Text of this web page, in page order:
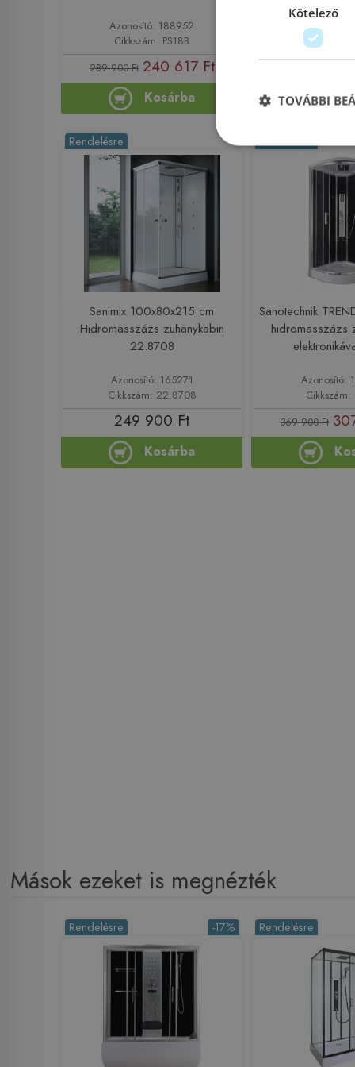
Azonosító: 188952
Cikkszám: PS18B
289 900 Ft 240 617 Ft
Kosárba
Azonosító:
Cikkszám:
Rendelésre
Sanimix 100x80x215 cm
Hidromasszázs zuhanykabin
22.8708
Azonosító: 165271
Cikkszám: 22.8708
249 900 Ft
Kosárba
Rendelésre
Sanotechnik
hidromasszázs
Azonosító:
Cikkszám:
369 900 Ft
Mások ezeket is megnézték
-17%
Rendelésre Rendelésre
Kötelező
TOVÁBBI